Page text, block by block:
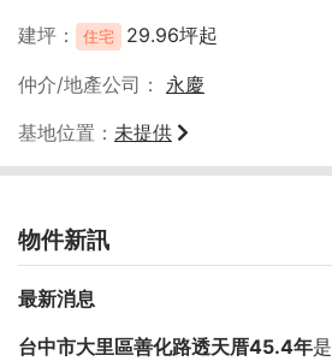
建坪
住宅 29.96坪起
仲介/地產公司
永慶
基地位置
未提供
物件新訊
最新消息
台中市大里區善化路透天厝45.4年是